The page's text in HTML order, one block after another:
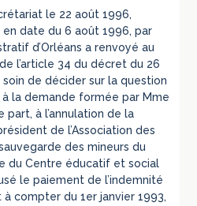
le 22 août 1996,
en date du 6 août 1996, par
d’Orléans a renvoyé au
l’article 34 du décret du 26
de décider sur la question
la demande formée par Mme
part, à l’annulation de la
de l’Association des
des mineurs du
du Centre éducatif et social
le paiement de l’indemnité
compter du 1er janvier 1993,